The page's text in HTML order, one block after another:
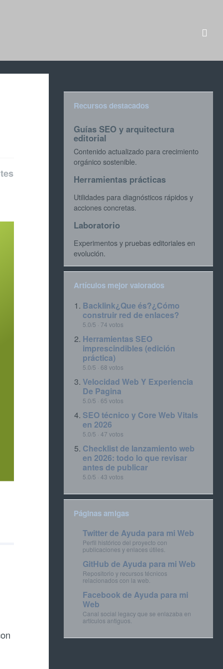
Recursos destacados
Guías SEO y arquitectura
editorial
Contenido actualizado para crecimiento
orgánico sostenible.
Herramientas prácticas
Utilidades para diagnósticos rápidos y
acciones concretas.
Laboratorio
Experimentos y pruebas editoriales en
evolución.
Artículos mejor valorados
Backlink¿Que és?¿Cómo
construir red de enlaces?
5.0/5 · 74 votos
Herramientas SEO
imprescindibles (edición
práctica)
5.0/5 · 68 votos
Velocidad Web Y Experiencia
De Pagina
5.0/5 · 65 votos
SEO técnico y Core Web Vitals
en 2026
5.0/5 · 47 votos
Checklist de lanzamiento web
en 2026: todo lo que revisar
antes de publicar
5.0/5 · 43 votos
Páginas amigas
Twitter de Ayuda para mi Web
Perfil histórico del proyecto con
publicaciones y enlaces útiles.
GitHub de Ayuda para mi Web
Repositorio y recursos técnicos
relacionados con la web.
Facebook de Ayuda para mi
Web
Canal social legacy que se enlazaba en
artículos antiguos.